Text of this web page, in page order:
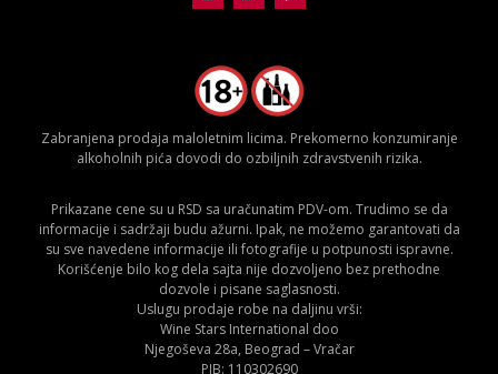
Zabranjena prodaja maloletnim licima. Prekomerno konzumiranje
alkoholnih pića dovodi do ozbiljnih zdravstvenih rizika.
Prikazane cene su u RSD sa uračunatim PDV-om. Trudimo se da
informacije i sadržaji budu ažurni. Ipak, ne možemo garantovati da
su sve navedene informacije ili fotografije u potpunosti ispravne.
Korišćenje bilo kog dela sajta nije dozvoljeno bez prethodne
dozvole i pisane saglasnosti.
Uslugu prodaje robe na daljinu vrši:
Wine Stars International doo
Njegoševa 28a, Beograd – Vračar
PIB: 110302690